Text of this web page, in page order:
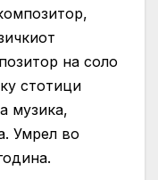
на соло
стотици
музика,
Умрел во